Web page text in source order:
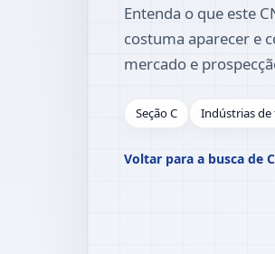
Entenda o que este
costuma aparecer e
mercado e
Seção C Indústrias
Voltar para a busca de